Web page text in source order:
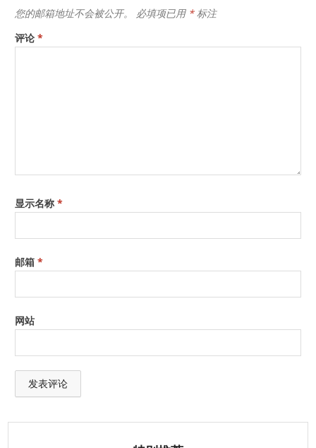
您的邮箱地址不会被公开。 必填项已用 *标注
评论*
显示名称*
邮箱*
网站